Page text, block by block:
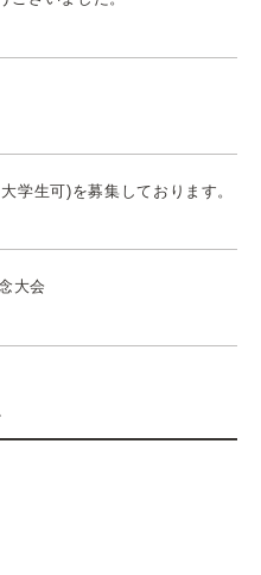
学生可)を募集しております。
大会